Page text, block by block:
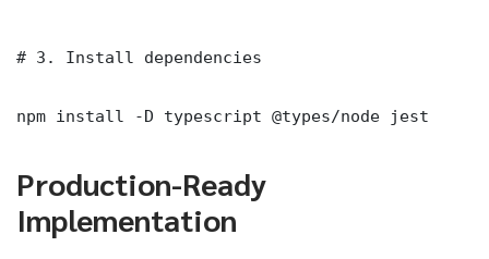
# 3. Install dependencies
npm install -D typescript @types/node jest
Production-Ready
Implementation